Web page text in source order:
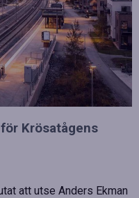
Krösatågens
att utse Anders Ekman